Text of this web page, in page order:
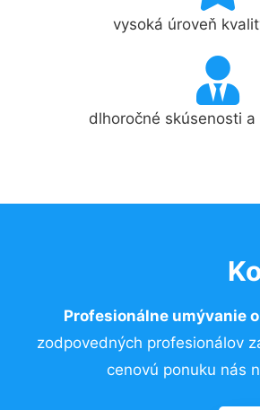
vysoká úroveň
dlhoročné skúsenosti
Profesionálne umývanie
zodpovedných profesionálov
cenovú ponuku nás